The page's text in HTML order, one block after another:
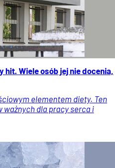
Wiele osób jej nie docenia,
elementem diety. Ten
ważnych dla pracy serca i